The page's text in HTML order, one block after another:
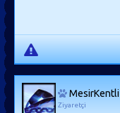
MesirKentli
Ziyaretçi